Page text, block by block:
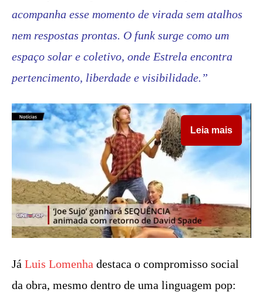
acompanha esse momento de virada sem atalhos
nem respostas prontas. O funk surge como um
espaço solar e coletivo, onde Estrela encontra
pertencimento, liberdade e visibilidade.”
Leia mais
Já Luis Lomenha destaca o compromisso social
da obra, mesmo dentro de uma linguagem pop: